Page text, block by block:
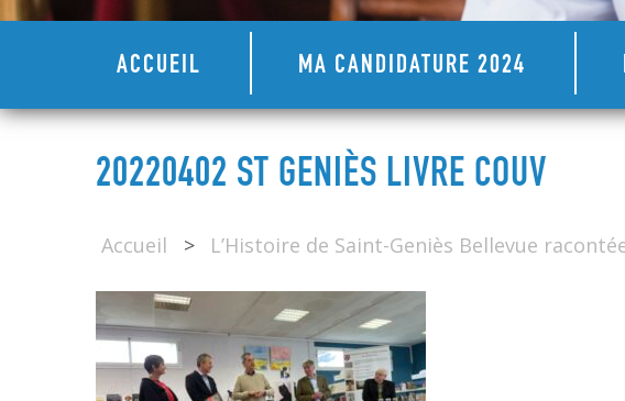
ACCUEIL MA CANDIDATURE 2024
20220402 ST GENIÈS LIVRE COUV
Accueil > L’Histoire de Saint-Geniès Bellevue